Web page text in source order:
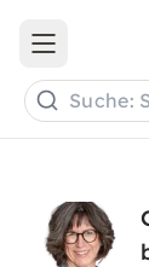
Open main
Suche: